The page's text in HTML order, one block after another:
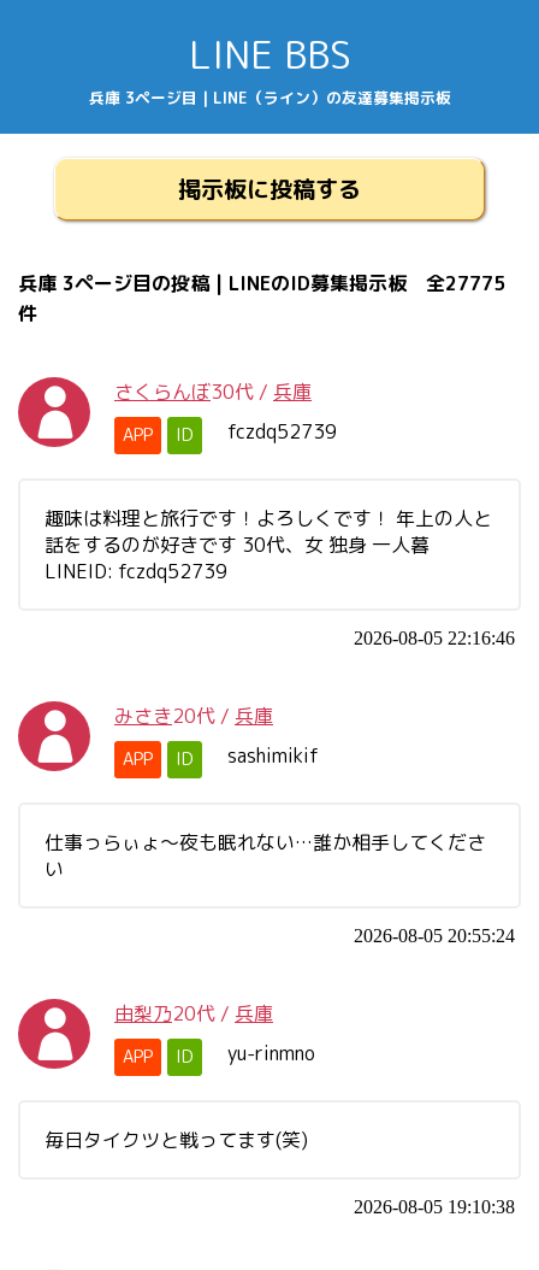
LINE BBS
兵庫 3ページ目 | LINE（ライン）の友達募集掲示板
掲示板に投稿する
兵庫 3ページ目の投稿 | LINEのID募集掲示板 全27775
件
さくらんぼ30代 / 兵庫
APP ID fczdq52739
趣味は料理と旅行です！よろしくです！ 年上の人と
話をするのが好きです 30代、女 独身 一人暮
LINEID: fczdq52739
2026-08-05 22:16:46
みさき20代 / 兵庫
APP ID sashimikif
仕事っらぃょ～夜も眠れない…誰か相手してくださ
い
2026-08-05 20:55:24
由梨乃20代 / 兵庫
APP ID yu-rinmno
毎日タイクツと戦ってます(笑)
2026-08-05 19:10:38